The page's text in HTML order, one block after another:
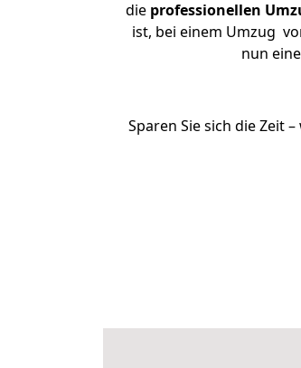
die professionellen
ist, bei einem Umzug
nun
Sparen Sie sich die Zeit